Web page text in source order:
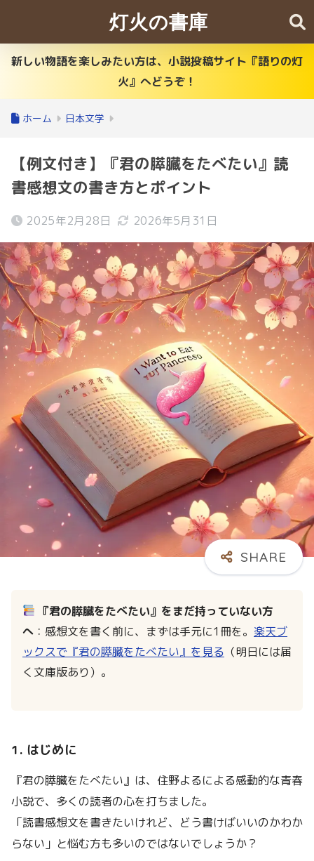
灯火の書庫
新しい物語を楽しみたい方は、小説投稿サイト『語りの灯
火』へどうぞ！
ホーム 日本文学
【例文付き】『君の膵臓をたべたい』読
書感想文の書き方とポイント
2025年2月28日 2026年5月31日
『君の膵臓をたべたい』をまだ持っていない方
へ ：感想文を書く前に、まずは手元に1冊を。 楽天ブ
ックスで『君の膵臓をたべたい』を見る （明日には届
く文庫版あり）。
1. はじめに
『君の膵臓をたべたい』は、住野よるによる感動的な青春
小説で、多くの読者の心を打ちました。
「読書感想文を書きたいけれど、どう書けばいいのかわか
らない」と悩む方も多いのではないでしょうか？